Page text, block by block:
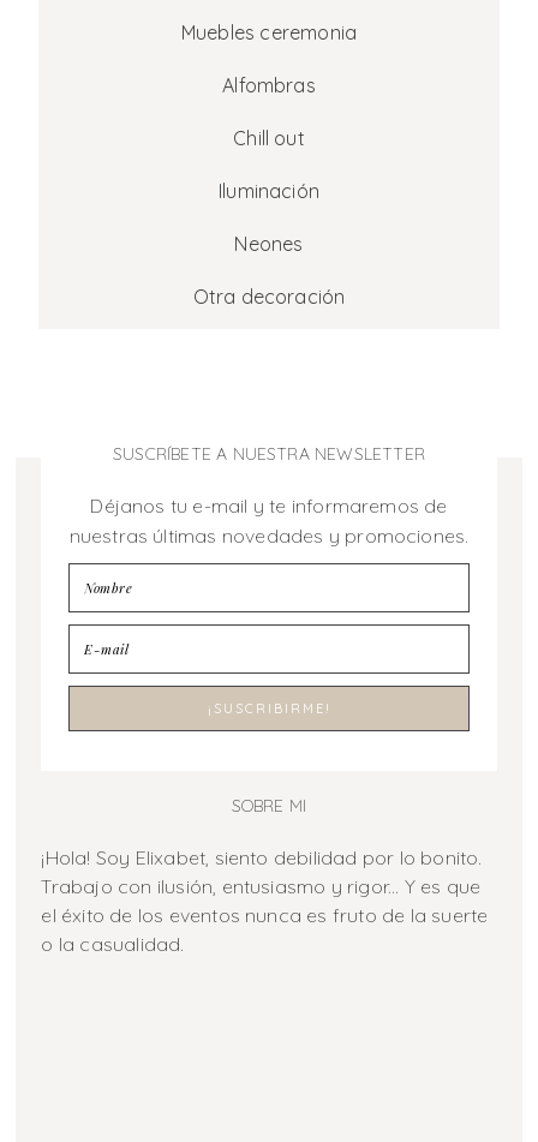
Muebles ceremonia
Alfombras
Chill out
Iluminación
Neones
Otra decoración
SUSCRÍBETE A NUESTRA NEWSLETTER
Déjanos tu e-mail y te informaremos de
nuestras últimas novedades y promociones.
SOBRE MI
¡Hola! Soy Elixabet, siento debilidad por lo bonito.
Trabajo con ilusión, entusiasmo y rigor... Y es que
el éxito de los eventos nunca es fruto de la suerte
o la casualidad.